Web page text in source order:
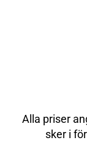
Alla priser
sker i